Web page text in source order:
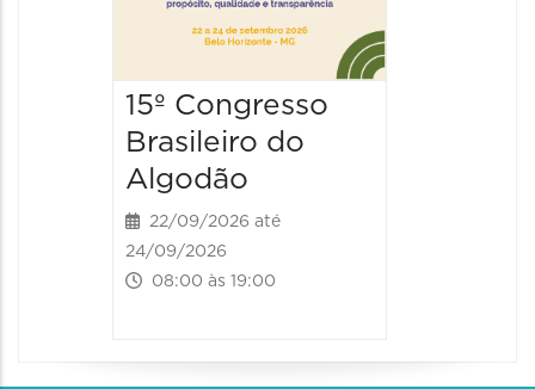
15º Congresso
Brasileiro do
Algodão
22/09/2026 até
24/09/2026
08:00 às 19:00